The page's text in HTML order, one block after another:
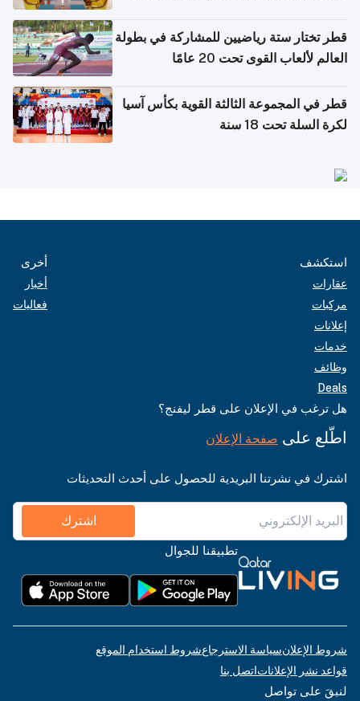
قطر تختار ستة رياضيين للمشاركة في بطولة
العالم لألعاب القوى تحت 20 عامًا
قطر في المجموعة الثالثة القوية بكأس آسيا
لكرة السلة تحت 18 سنة
استكشف
عقارات
مركبات
إعلانات
خدمات
وظائف
Deals
أخرى
أخبار
فعاليات
هل ترغب في الإعلان على قطر ليفنج؟
اطّلع على صفحة الإعلان
اشترك في نشرتنا البريدية للحصول على أحدث التحديثات
اشترك
تطبيقنا للجوال
شروط الإعلانسياسة الاسترجاعشروط استخدام الموقع
قواعد نشر الإعلاناتاتصل بنا
لنبقَ على تواصل